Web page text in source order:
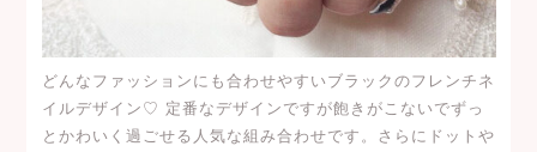
どんなファッションにも合わせやすいブラックのフレンチネ
イルデザイン♡ 定番なデザインですが飽きがこないでずっ
とかわいく過ごせる人気な組み合わせです。さらにドットや